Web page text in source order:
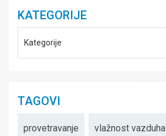
KATEGORIJE
Kategorije
TAGOVI
provetravanje vlažnost vazduha